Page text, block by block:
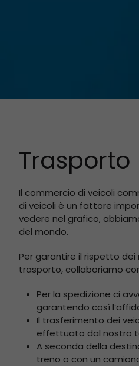
Trasporto
Il commercio di veicoli
di veicoli è un fattore
vedere nel grafico,
del mondo.
Per garantire il rispetto
trasporto, collaboriamo
Per la spedizione ci
garantendo così
Il trasferimento dei
effettuato dal nostro
A seconda della
treno o con un